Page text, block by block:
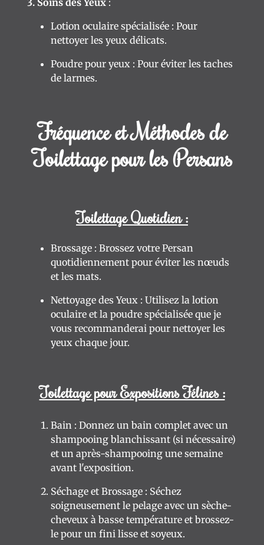
3. Soins des Yeux :
Lotion oculaire spécialisée : Pour
nettoyer les yeux délicats.
Poudre pour yeux : Pour éviter les taches
de larmes.
Fréquence et Méthodes de
Toilettage pour les Persans
Toilettage Quotidien :
Brossage : Brossez votre Persan
quotidiennement pour éviter les nœuds
et les mats.
Nettoyage des Yeux : Utilisez la lotion
oculaire et la poudre spécialisée que je
vous recommanderai pour nettoyer les
yeux chaque jour.
Toilettage pour Expositions Félines :
Bain : Donnez un bain complet avec un
shampooing blanchissant (si nécessaire)
et un après-shampooing une semaine
avant l'exposition.
Séchage et Brossage : Séchez
soigneusement le pelage avec un sèche-
cheveux à basse température et brossez-
le pour un fini lisse et soyeux.